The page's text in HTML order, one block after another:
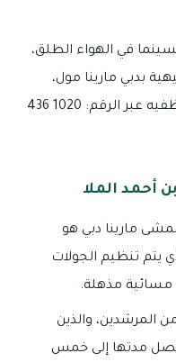
في الهواء الطلق،
بدبي مارينا مول،
والذي يمكن التواصل مع أحد موظفيه عبر الرقم: 1020 436
أحمد الملا
مارينا دبي هو
يتم تنظيم الجولات
مسائية مذهلة.
المرشدين، والذين
تصل مدتها إلى خمس